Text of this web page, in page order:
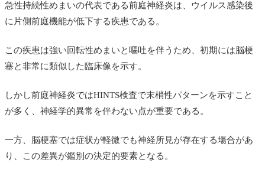
急性持続性めまいの代表である前庭神経炎は、ウイルス感染後
に片側前庭機能が低下する疾患である。
この疾患は強い回転性めまいと嘔吐を伴うため、初期には脳梗
塞と非常に類似した臨床像を示す。
しかし前庭神経炎ではHINTS検査で末梢性パターンを示すこと
が多く、神経学的異常を伴わない点が重要である。
一方、脳梗塞では症状が軽微でも神経所見が存在する場合があ
り、この差異が鑑別の決定的要素となる。